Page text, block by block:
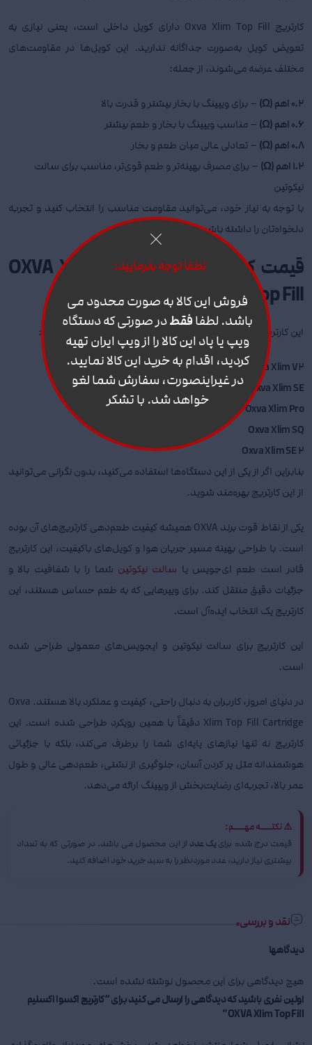
کارتریج Oxva Xlim Top Fill دارای کویل داخلی است، یعنی نیازی به
تعویض کویل به‌صورت جداگانه ندارید. این کویل‌ها در مقاومت‌های
مختلف عرضه می‌شوند، از جمله:
0.2 اهم (Ω)
– برای ویپینگ با بخار بیشتر و قدرت بالا
0.6 اهم (Ω)
– مناسب ویپینگ با بخار و طعم بیشتر
0.8 اهم (Ω)
– تعادلی عالی میان طعم و بخار
1.2 اهم (Ω)
– برای مصرف بهینه‌تر و طعم قوی‌تر، مناسب برای سالت
نیکوتین
با توجه به نیاز خود، می‌توانید مقاومت مناسب را انتخاب کنید و تجربه
دلخواه‌تان را داشته باشید.
قیمت کارتریج اکسوا اکسلیم OXVA Xlim
Top Fill
این کارتریج با انواع دستگاه‌های OXVA Xlim سازگاری دارد، از جمله:
Oxva Xlim V2
Oxva Xlim SE
Oxva Xlim Pro
Oxva Xlim SQ
Oxva Xlim SE 2
بنابراین اگر از یکی از این دستگاه‌ها استفاده می‌کنید، بدون نگرانی می‌توانید
از این کارتریج بهره‌مند شوید.
یکی از نقاط قوت برند OXVA همیشه کیفیت طعم‌دهی کارتریج‌های آن بوده
است. با طراحی بهینه مسیر جریان هوا و کویل‌های باکیفیت، این کارتریج
قادر است طعم ای‌جویس یا سالت نیکوتین شما را با شفافیت بالا و
جزئیات دقیق منتقل کند. برای ویپرهایی که به طعم حساس هستند، این
کارتریج یک انتخاب ایده‌آل است.
این کارتریج برای سالت نیکوتین و ایجویس‌های معمولی طراحی شده
است.
در دنیای امروز، کاربران به دنبال راحتی، کیفیت و عملکرد بالا هستند. Oxva
Xlim Top Fill Cartridge دقیقاً با همین رویکرد طراحی شده است. این
کارتریج نه تنها نیازهای پایه‌ای شما را برطرف می‌کند، بلکه با جزئیاتی
هوشمندانه مثل پر کردن آسان، جلوگیری از نشتی، طعم‌دهی عالی و طول
عمر بالا، تجربه‌ای رضایت‌بخش از ویپینگ ارائه می‌دهد.
⚠️ نکتــــه مهــــم:
قیمت درج شده برای یک عدد از این محصول می باشد. در صورتی که به تعداد
بیشتری نیاز دارید، عدد موردنظر را به سبد خرید خود اضافه کنید.
نقد و بررسی
دیدگاهها
هیچ دیدگاهی برای این محصول نوشته نشده است.
اولین نفری باشید که دیدگاهی را ارسال می کنید برای “کارتریج اکسوا اکسلیم
OXVA Xlim Top Fill”
لطفا توجه بفرمایید:
فروش این کالا به صورت محدود می
باشد. لطفافقطدر صورتی که دستگاه
ویپ یا پاد این کالا را از ویپ ایران تهیه
کردید، اقدام به خرید این کالا نمایید.
در غیراینصورت، سفارش شما لغو
خواهد شد. با تشکر